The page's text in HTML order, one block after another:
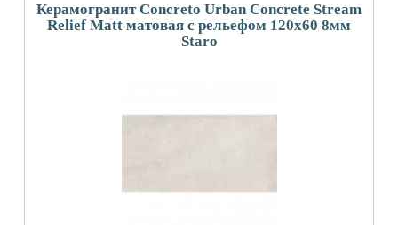
Керамогранит Concreto Urban Concrete Stream
Relief Matt матовая с рельефом 120x60 8мм
Staro